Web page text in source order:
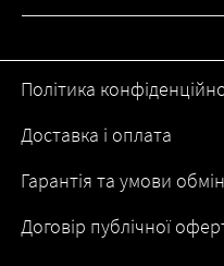
Доставка і оплата
Політика
Договір публічної
Гарантія та умови